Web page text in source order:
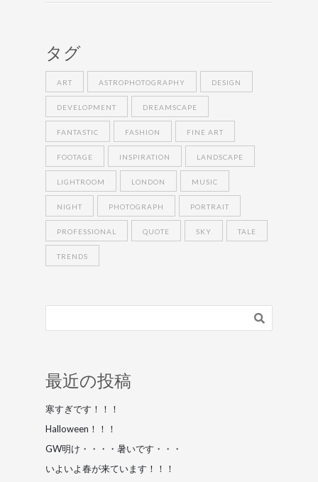
タグ
ART ASTROPHOTOGRAPHY DESIGN
DEVELOPMENT DREAMSCAPE
FANTASTIC FASHION FINE ART
FOOTAGE INSPIRATION LANDSCAPE
LIGHTROOM LONDON MUSIC
NIGHT PHOTOGRAPH PORTRAIT
PROFESSIONAL QUOTE SKY TALE
TRENDS
最近の投稿
寒すぎです！！！
Halloween！！！
GW明け・・・・暑いです・・・
いよいよ春が来ています！！！